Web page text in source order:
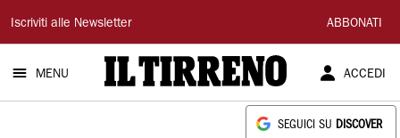
Il
Tirreno
Iscriviti alle Newsletter ABBONATI
MENU ACCEDI
SEGUICI SU DISCOVER